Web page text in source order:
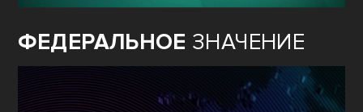
ФЕДЕРАЛЬНОЕ ЗНАЧЕНИЕ